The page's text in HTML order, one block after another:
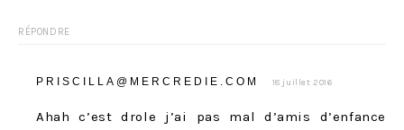
RÉPONDRE
PRISCILLA@MERCREDIE.COM 18 juillet 2016
Ahah c’est drole j’ai pas mal d’amis d’enfance